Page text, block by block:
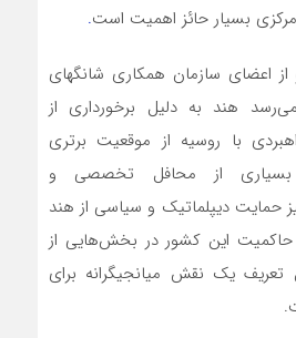
بسیار حائز اهمیت است.
از اعضای سازمان همکاری شانگهای
هند به دلیل برخورداری از
با روسیه از موقعیت برتری
بسیاری از محافل تخصصی و
حمایت دیپلماتیک و سیاسی از هند
این کشور در بخش‌هایی از
یک نقش میانجیگرانه برای